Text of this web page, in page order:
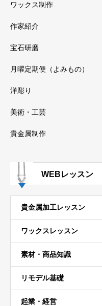
ワックス制作
作家紹介
宝石研磨
月曜定期便（よみもの）
洋彫り
美術・工芸
貴金属制作
WEBレッスン
貴金属加工レッスン
ワックスレッスン
素材・商品知識
リモデル基礎
起業・経営